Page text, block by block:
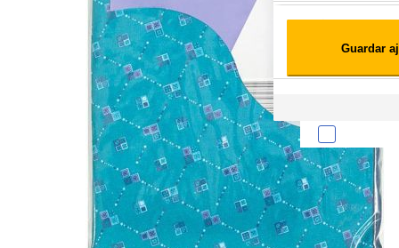
Sobre la
Cuando visitas un
Guardar